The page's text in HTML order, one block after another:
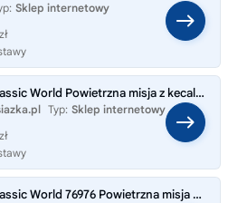
Sklep internetowy
zł
LEGO Jurassic World Powietrzna misja z kecalkoatlem i spinozaurem 76976
Typ: Sklep internetowy
zł
LEGO Jurassic World 76976 Powietrzna misja z kecalkoatlem i spinozaurem